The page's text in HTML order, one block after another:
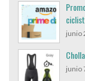
junio
junio